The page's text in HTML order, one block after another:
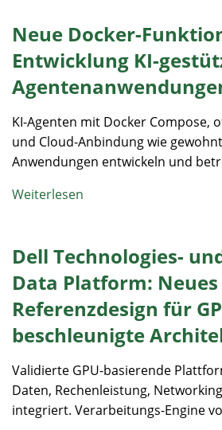
Neue Docker-
Entwicklung KI-
KI-Agenten mit Docker Compose,
und Cloud-Anbindung wie
Anwendungen entwickeln und
Weiterlesen
Dell Technologies-
Data Platform: Neues
Referenzdesign für
beschleunigte
Validierte GPU-basierende
Daten, Rechenleistung,
integriert. Verarbeitungs-Engine